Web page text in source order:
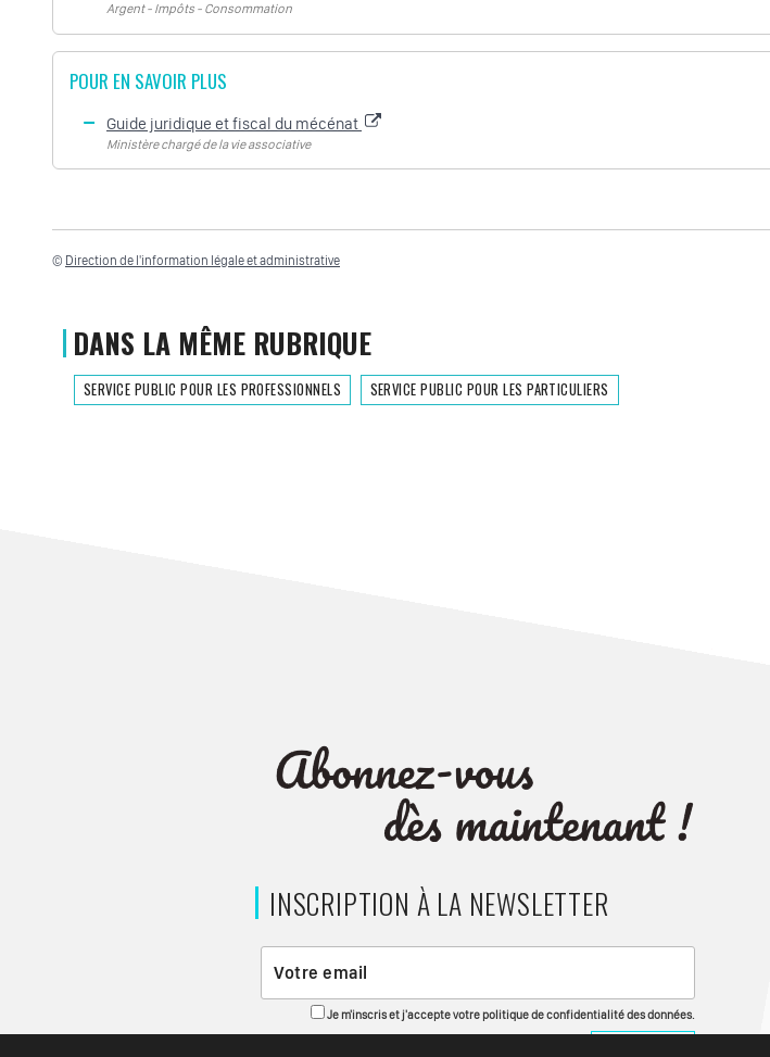
Argent - Impôts - Consommation
POUR EN SAVOIR PLUS
Guide juridique et fiscal du mécénat
Ministère chargé de la vie associative
© Direction de l'information légale et administrative
DANS LA MÊME RUBRIQUE
SERVICE PUBLIC POUR LES PROFESSIONNELS SERVICE PUBLIC POUR LES PARTICULIERS
INSCRIPTION À LA NEWSLETTER
Je m'inscris et j'accepte votre politique de confidentialité des données.